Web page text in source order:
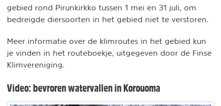
gebied rond Pirunkirkko tussen 1 mei en 31 juli, om
bedreigde diersoorten in het gebied niet te verstoren.
Meer informatie over de klimroutes in het gebied kun
je vinden in het routeboekje, uitgegeven door de Finse
Klimvereniging.
Video: bevroren watervallen in Korouoma